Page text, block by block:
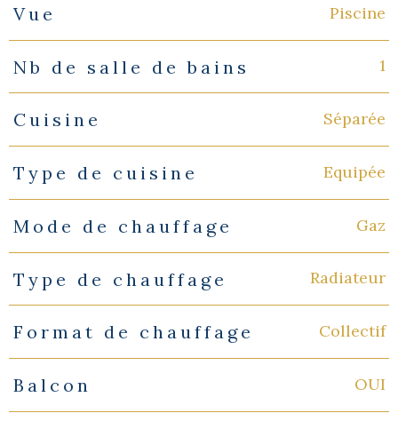
Vue Piscine
Nb de salle de bains 1
Cuisine Séparée
Type de cuisine Equipée
Mode de chauffage Gaz
Type de chauffage Radiateur
Format de chauffage Collectif
Balcon OUI